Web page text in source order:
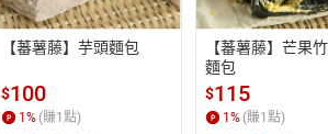
【蕃薯藤】芋頭麵包
$100
1% (賺1點)
【蕃薯藤】芒果
麵包
$115
1% (賺1點)